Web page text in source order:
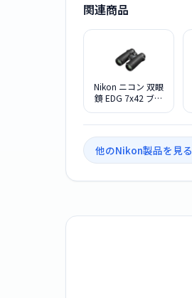
関連商品
Nikon ニコン 双眼
鏡 EDG 7x42 ブラ
他のNikon製品を見る